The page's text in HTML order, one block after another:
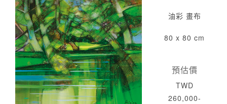
油彩 畫布
80 x 80 cm
預估價
TWD
260,000-